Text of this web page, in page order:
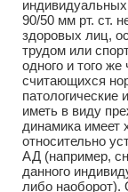
90/50 мм рт. ст.
здоровых лиц,
трудом или
одного и того
считающихся
иметь в виду
динамика имеет
относительно
АД (например,
данного
либо наоборот).